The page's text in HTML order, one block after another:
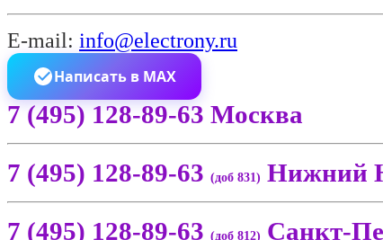
E-mail: info@electrony.ru
Написать в MAX
7 (495) 128-89-63 Москва
7 (495) 128-89-63 (доб 831) Нижний
7 (495) 128-89-63 (доб 812) Санкт-